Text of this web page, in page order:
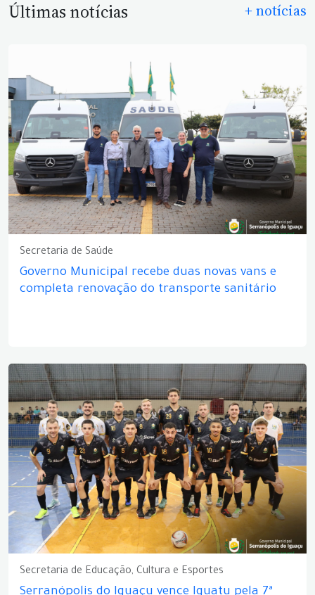
Últimas notícias + notícias
Secretaria de Saúde
Governo Municipal recebe duas novas vans e
completa renovação do transporte sanitário
Secretaria de Educação, Cultura e Esportes